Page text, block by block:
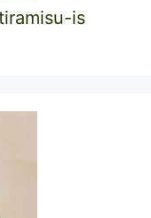
is